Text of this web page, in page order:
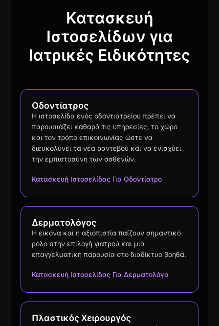
Κατασκευή
Ιστοσελίδων για
Ιατρικές Ειδικότητες
Οδοντίατρος
Η ιστοσελίδα ενός οδοντιατρείου πρέπει να
παρουσιάζει καθαρά τις υπηρεσίες, το χώρο
και τον τρόπο επικοινωνίας ώστε να
διευκολύνει τα νέα ραντεβού και να ενισχύει
την εμπιστοσύνη των ασθενών.
Κατασκευή Ιστοσελίδας Για Οδοντίατρο
Δερματολόγος
Η εικόνα και η αξιοπιστία παίζουν σημαντικό
ρόλο στην επιλογή γιατρού και μια
επαγγελματική παρουσία στο διαδίκτυο βοηθά.
Κατασκευή Ιστοσελίδας Για Δερματολόγο
Πλαστικός Χειρουργός